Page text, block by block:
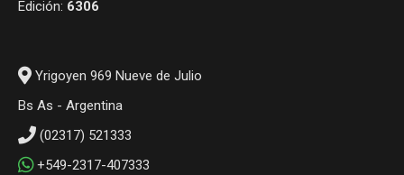
Edición: 6306
Yrigoyen 969 Nueve de Julio
Bs As - Argentina
(02317) 521333
+549-2317-407333